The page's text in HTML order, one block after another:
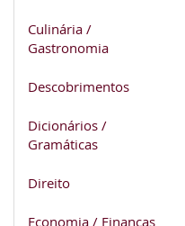
Culinária /
Gastronomia
Descobrimentos
Dicionários /
Gramáticas
Direito
Economia / Finanças